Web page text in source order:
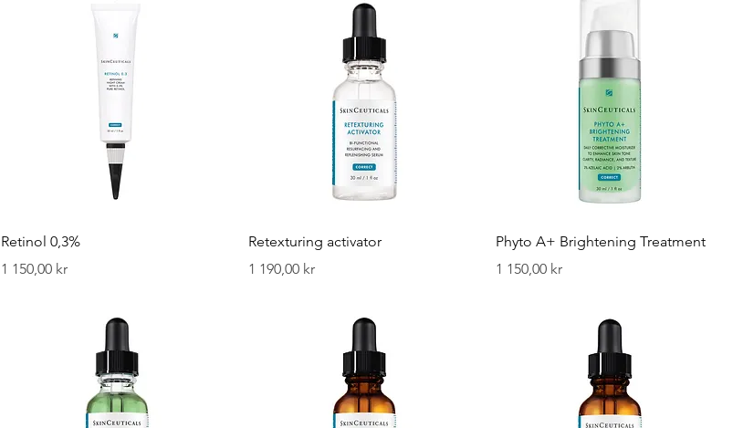
Retinol 0,3%
Pris
1 150,00 kr
Retexturing activator
Pris
1 190,00 kr
Phyto A+ Brightening Treatment
Pris
1 150,00 kr